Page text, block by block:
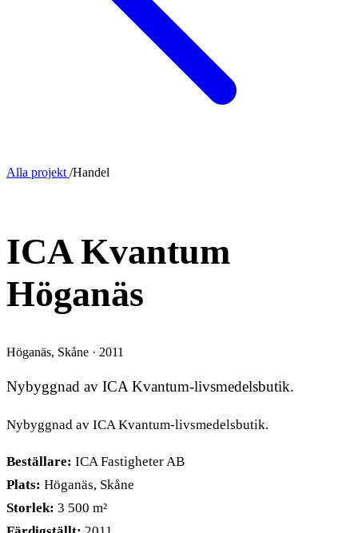
Alla projekt /Handel
ICA Kvantum
Höganäs
Höganäs, Skåne · 2011
Nybyggnad av ICA Kvantum-livsmedelsbutik.
Nybyggnad av ICA Kvantum-livsmedelsbutik.
Beställare: ICA Fastigheter AB
Plats: Höganäs, Skåne
Storlek: 3 500 m²